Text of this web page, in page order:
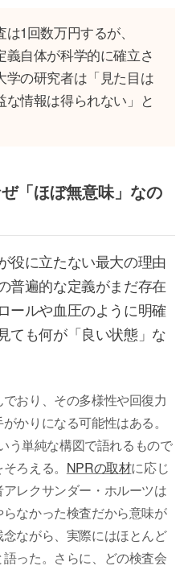
1回数万円するが、
義自体が科学的に確立さ
の研究者は「見た目は
情報は得られない」と
「ほぼ無意味」なの
役に立たない最大の理由
普遍的な定義がまだ存在
ールや血圧のように明確
ても何が「良い状態」な
おり、その多様性や回復力
かりになる可能性はある。
う単純な構図で語れるもので
ろえる。 NPRの取材に応じ
レクサンダー・ホルーツは
らなかった検査だから意味が
ながら、実際にはほとんど
った。さらに、どの検査会